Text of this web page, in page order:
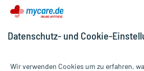
Datenschutz- und Cookie-
Wir verwenden Cookies um zu erfahren,